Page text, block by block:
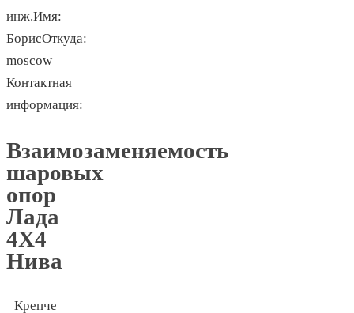
инж.Имя:
БорисОткуда:
moscow
Контактная
информация:
Взаимозаменяемость
шаровых
опор
Лада
4Х4
Нива
Крепче